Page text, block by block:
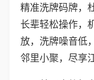
精准洗牌码牌，
长辈轻松操作，
放，洗牌噪音低
邻里小聚，尽享